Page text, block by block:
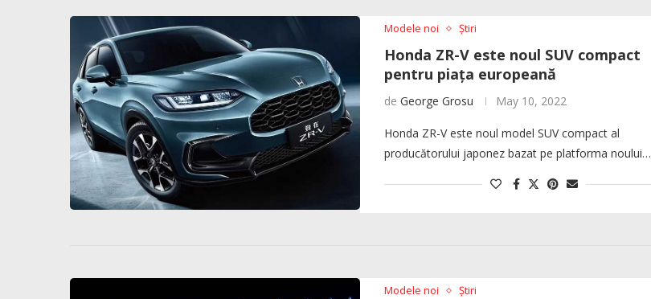
Modele noi Știri
Honda ZR-V este noul SUV compact
pentru piața europeană
de George Grosu May 10, 2022
Honda ZR-V este noul model SUV compact al
producătorului japonez bazat pe platforma noului…
Modele noi Știri